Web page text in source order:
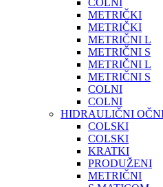
COLNI
METRIČKI
METRIČKI
METRIČNI L
METRIČNI S
METRIČNI L
METRIČNI S
COLNI
COLNI
HIDRAULIČNI
COLSKI
COLSKI
KRATKI
PRODUŽENI
METRIČNI